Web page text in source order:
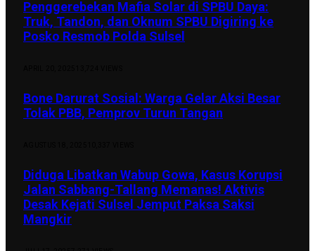
Penggerebekan Mafia Solar di SPBU Daya:
Truk, Tandon, dan Oknum SPBU Digiring ke
Posko Resmob Polda Sulsel
Bone Darurat Sosial: Warga Gelar Aksi Besar
Tolak PBB, Pemprov Turun Tangan
Diduga Libatkan Wabup Gowa, Kasus Korupsi
Jalan Sabbang-Tallang Memanas! Aktivis
Desak Kejati Sulsel Jemput Paksa Saksi
Mangkir